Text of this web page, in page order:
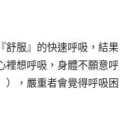
舒服』的快速呼吸，結果
裡想呼吸，身體不願意呼
），嚴重者會覺得呼吸困